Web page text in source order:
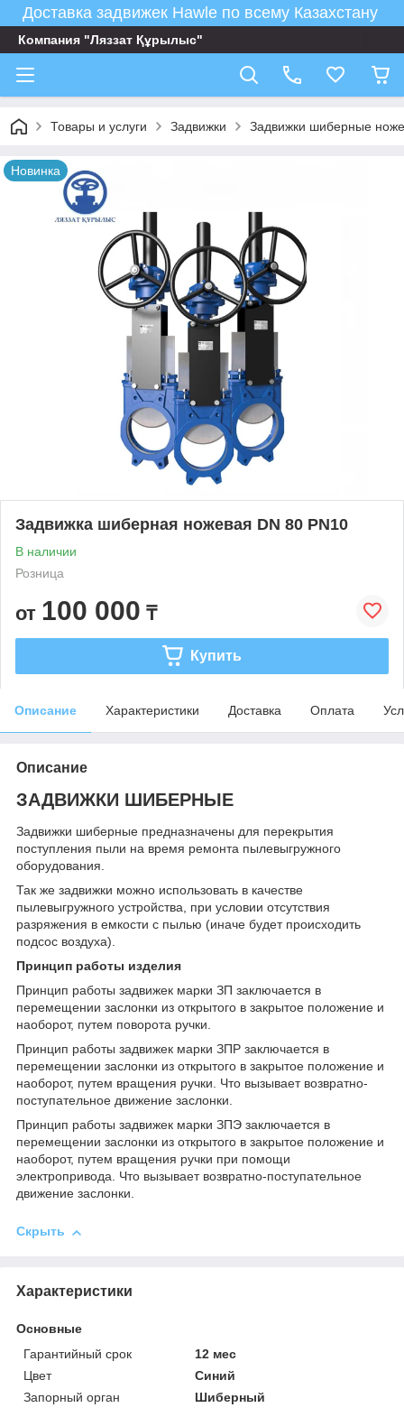
Доставка задвижек Hawle по всему Казахстану
Компания "Ляззат Құрылыс"
Товары и услуги Задвижки Задвижки шиберные
Новинка
Задвижка шиберная ножевая DN 80 PN10
В наличии
Розница
от 100 000 ₸
Купить
Описание Характеристики Доставка Оплата
Описание
ЗАДВИЖКИ ШИБЕРНЫЕ
Задвижки шиберные предназначены для перекрытия
поступления пыли на время ремонта пылевыгружного
оборудования.
Так же задвижки можно использовать в качестве
пылевыгружного устройства, при условии отсутствия
разряжения в емкости с пылью (иначе будет происходить
подсос воздуха).
Принцип работы изделия
Принцип работы задвижек марки ЗП заключается в
перемещении заслонки из открытого в закрытое положение и
наоборот, путем поворота ручки.
Принцип работы задвижек марки ЗПР заключается в
перемещении заслонки из открытого в закрытое положение и
наоборот, путем вращения ручки. Что вызывает возвратно-
поступательное движение заслонки.
Принцип работы задвижек марки ЗПЭ заключается в
перемещении заслонки из открытого в закрытое положение и
наоборот, путем вращения ручки при помощи
электропривода. Что вызывает возвратно-поступательное
движение заслонки.
Скрыть
Характеристики
Основные
Гарантийный срок
12 мес
Цвет
Синий
Запорный орган
Шиберный